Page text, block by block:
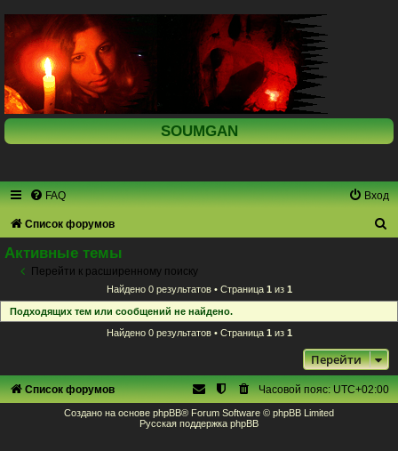
SOUMGAN
FAQ Вход
Список форумов
Активные темы
Перейти к расширенному поиску
Найдено 0 результатов • Страница 1 из 1
Подходящих тем или сообщений не найдено.
Найдено 0 результатов • Страница 1 из 1
Перейти
Список форумов Часовой пояс:UTC+02:00
Создано на основе phpBB® Forum Software © phpBB Limited
Русская поддержка phpBB